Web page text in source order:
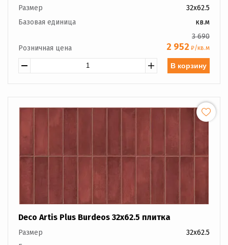
Размер
32x62.5
Базовая единица
кв.м
Розничная цена
3 690
2 952 ₽/кв.м
В корзину
Deco Artis Plus Burdeos 32x62.5 плитка
Размер
32x62.5